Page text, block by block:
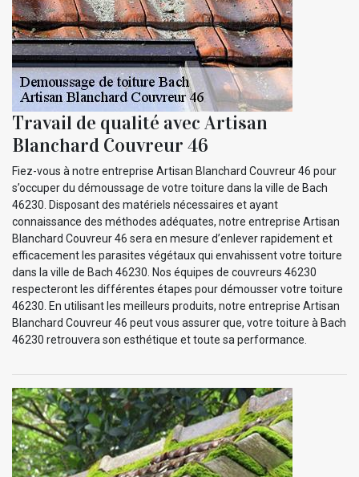
Travail de qualité avec Artisan
Blanchard Couvreur 46
Fiez-vous à notre entreprise Artisan Blanchard Couvreur 46 pour
s’occuper du démoussage de votre toiture dans la ville de Bach
46230. Disposant des matériels nécessaires et ayant
connaissance des méthodes adéquates, notre entreprise Artisan
Blanchard Couvreur 46 sera en mesure d’enlever rapidement et
efficacement les parasites végétaux qui envahissent votre toiture
dans la ville de Bach 46230. Nos équipes de couvreurs 46230
respecteront les différentes étapes pour démousser votre toiture
46230. En utilisant les meilleurs produits, notre entreprise Artisan
Blanchard Couvreur 46 peut vous assurer que, votre toiture à Bach
46230 retrouvera son esthétique et toute sa performance.